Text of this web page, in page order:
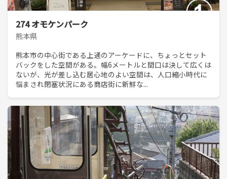
274 オモケンパーク
熊本県
熊本市の中心街である上通のアーケードに、ちょっとセット
バックをした空間がある。幅6メートルと間口は決して広くは
ないが、光が差し込む居心地のよい空間は、人口縮小時代に
悩まされ閉塞状況にある商店街に新鮮な...